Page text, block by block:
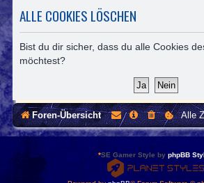
ALLE COOKIES LÖSCHEN
Bist du dir sicher, dass du alle Cookies
möchtest?
Foren-Übersicht Alle
*SE Gamer Style by phpBB